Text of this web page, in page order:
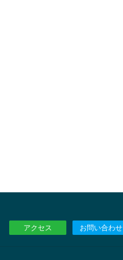
アクセス お問い合わせ